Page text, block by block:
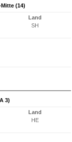
(14)
Land
SH
3)
Land
HE